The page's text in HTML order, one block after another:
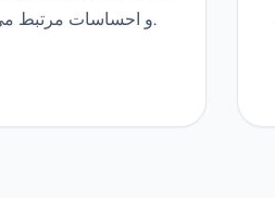
و احساسات مرتبط می شوند.